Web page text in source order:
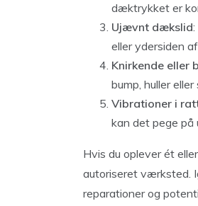
dæktrykket er
Ujævnt dækslid
eller ydersiden
Knirkende eller
bump, huller
Vibrationer i
kan det pege på
Hvis du oplever ét
autoriseret værksted.
reparationer og